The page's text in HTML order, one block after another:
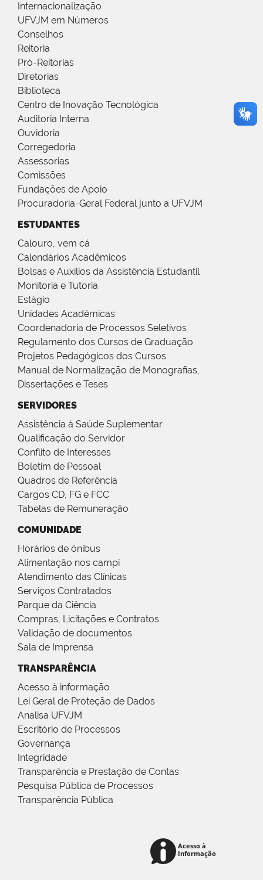
Internacionalização
UFVJM em Números
Conselhos
Reitoria
Pró-Reitorias
Diretorias
Biblioteca
Centro de Inovação Tecnológica
Auditoria Interna
Ouvidoria
Corregedoria
Assessorias
Comissões
Fundações de Apoio
Procuradoria-Geral Federal junto a UFVJM
ESTUDANTES
Calouro, vem cá
Calendários Acadêmicos
Bolsas e Auxílios da Assistência Estudantil
Monitoria e Tutoria
Estágio
Unidades Acadêmicas
Coordenadoria de Processos Seletivos
Regulamento dos Cursos de Graduação
Projetos Pedagógicos dos Cursos
Manual de Normalização de Monografias,
Dissertações e Teses
SERVIDORES
Assistência à Saúde Suplementar
Qualificação do Servidor
Conflito de Interesses
Boletim de Pessoal
Quadros de Referência
Cargos CD, FG e FCC
Tabelas de Remuneração
COMUNIDADE
Horários de ônibus
Alimentação nos campi
Atendimento das Clínicas
Serviços Contratados
Parque da Ciência
Compras, Licitações e Contratos
Validação de documentos
Sala de Imprensa
TRANSPARÊNCIA
Acesso à informação
Lei Geral de Proteção de Dados
Analisa UFVJM
Escritório de Processos
Governança
Integridade
Transparência e Prestação de Contas
Pesquisa Pública de Processos
Transparência Pública